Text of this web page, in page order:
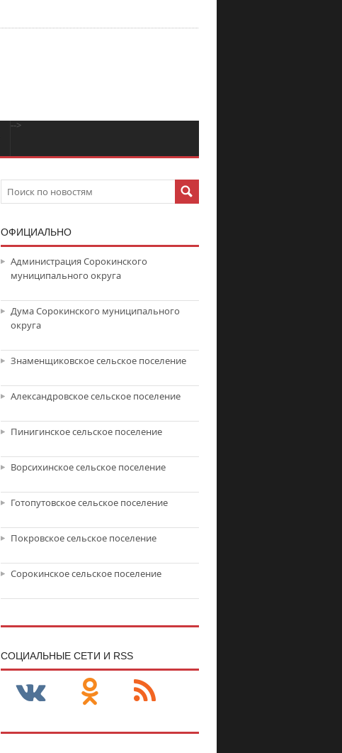
-->
ОФИЦИАЛЬНО
Администрация Сорокинского
муниципального округа
Дума Сорокинского муниципального
округа
Знаменщиковское сельское поселение
Александровское сельское поселение
Пинигинское сельское поселение
Ворсихинское сельское поселение
Готопутовское сельское поселение
Покровское сельское поселение
Сорокинское сельское поселение
CОЦИАЛЬНЫЕ СЕТИ И RSS